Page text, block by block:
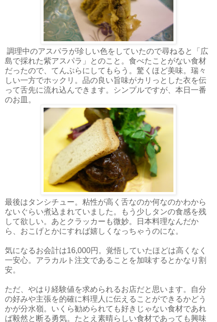
調理中のアスパラが珍しい色をしていたので尋ねると「広
島で採れた紫アスパラ」とのこと。食べたことがない食材
だったので、てんぷらにしてもらう。驚くほど美味。瑞々
しい一方でホックリ。品の良い旨味がカリっとした衣を伝
って舌先に流れ込んできます。シンプルですが、本日一番
のお皿。
最後はタンシチュー。粘性が高く舌なのか何なのかわから
ないぐらい煮込まれていました。もう少しタンの食感を残
して欲しい。あとクラッカーも微妙。日本料理なんだか
ら、おこげとかにすれば嬉しくなっちゃうのにな。
気になるお会計は16,000円。覚悟していたほどは高くなく
一安心。アラカルト注文であることを加味するとかなり割
安。
ただ、やはり経験値を求められるお店だと思います。自分
の好みや主張を的確に料理人に伝えることができるかどう
かが分水嶺。いくら勧められても好きじゃない食材であれ
ば毅然と断る勇気。たとえ素晴らしい食材であっても興味